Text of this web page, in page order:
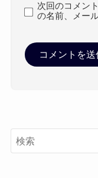
次回のコメン
の名前、メー